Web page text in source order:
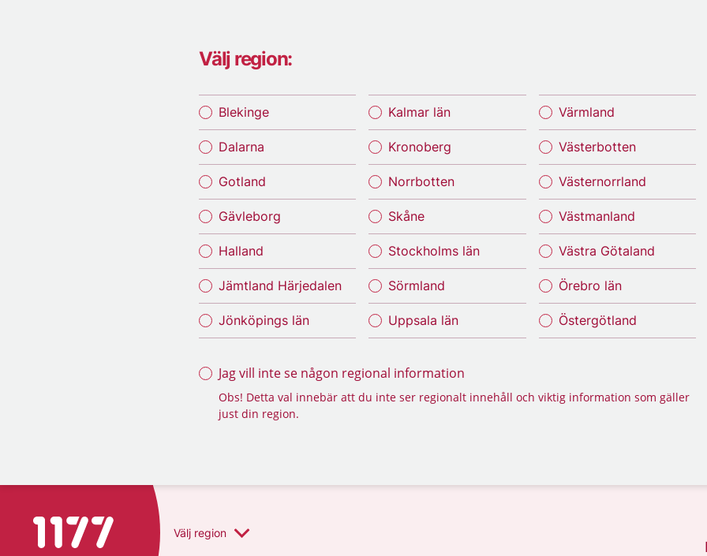
Välj region:
Blekinge
Dalarna
Gotland
Gävleborg
Halland
Jämtland Härjedalen
Jönköpings län
Kalmar län
Kronoberg
Norrbotten
Skåne
Stockholms län
Sörmland
Uppsala län
Värmland
Västerbotten
Västernorrland
Västmanland
Västra Götaland
Örebro län
Östergötland
Jag vill inte se någon regional information
Obs! Detta val innebär att du inte ser regionalt innehåll och viktig information som gäller
just din region.
Till startsidan för 1177 Välj region